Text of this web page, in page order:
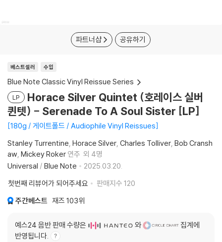
파트너샵 공유하기
베스트셀러 수입
Blue Note Classic Vinyl Reissue Series
LP
Horace Silver Quintet (호레이스 실버
퀸텟) - Serenade To A Soul Sister [LP]
180g / 게이트폴드 / Audiophile Vinyl Reissues
Stanley Turrentine Horace Silver Charles Tolliver Bob Cransh
aw Mickey Roker 연주 외 4명
Universal / Blue Note
2025.03.20.
첫번째 리뷰어가 되어주세요
판매지수 120
주간베스트 재즈 103위
예스24 음반 판매 수량은 와
집계에
반영됩니다.